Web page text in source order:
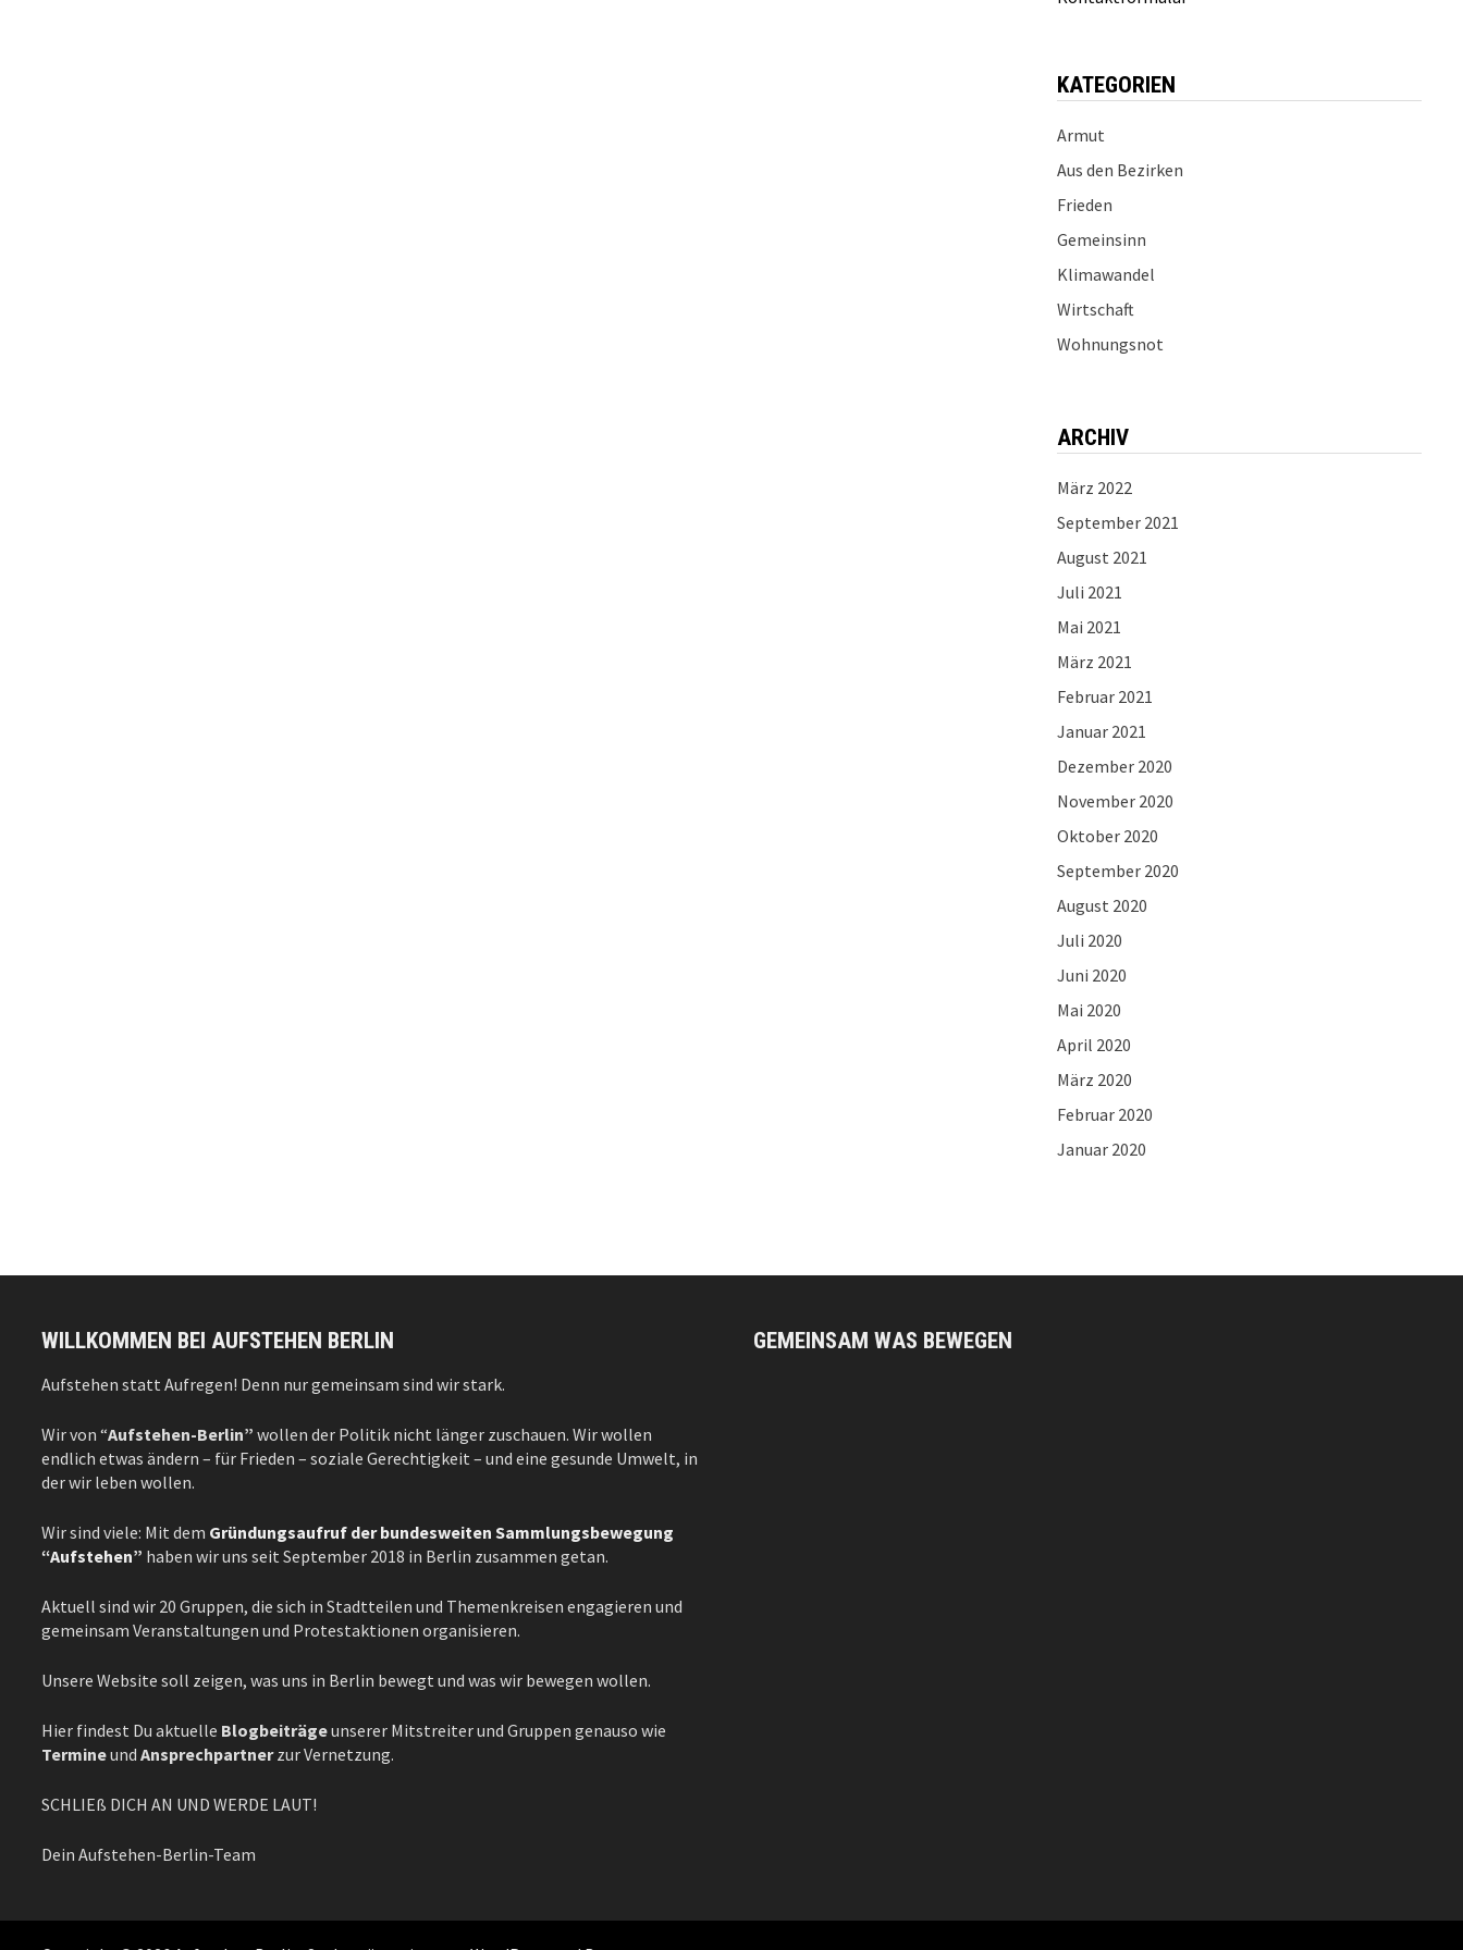
KATEGORIEN
Armut
Aus den Bezirken
Frieden
Gemeinsinn
Klimawandel
Wirtschaft
Wohnungsnot
ARCHIV
März 2022
September 2021
August 2021
Juli 2021
Mai 2021
März 2021
Februar 2021
Januar 2021
Dezember 2020
November 2020
Oktober 2020
September 2020
August 2020
Juli 2020
Juni 2020
Mai 2020
April 2020
März 2020
Februar 2020
Januar 2020
WILLKOMMEN BEI AUFSTEHEN BERLIN
Aufstehen statt Aufregen! Denn nur gemeinsam sind wir stark.
Wir von “Aufstehen-Berlin” wollen der Politik nicht länger zuschauen. Wir wollen
endlich etwas ändern – für Frieden – soziale Gerechtigkeit – und eine gesunde Umwelt, in
der wir leben wollen.
Wir sind viele: Mit dem Gründungsaufruf der bundesweiten Sammlungsbewegung
“Aufstehen” haben wir uns seit September 2018 in Berlin zusammen getan.
Aktuell sind wir 20 Gruppen, die sich in Stadtteilen und Themenkreisen engagieren und
gemeinsam Veranstaltungen und Protestaktionen organisieren.
Unsere Website soll zeigen, was uns in Berlin bewegt und was wir bewegen wollen.
Hier findest Du aktuelle Blogbeiträgeunserer Mitstreiter und Gruppen genauso wie
TermineundAnsprechpartnerzur Vernetzung.
SCHLIEß DICH AN UND WERDE LAUT!
Dein Aufstehen-Berlin-Team
GEMEINSAM WAS BEWEGEN